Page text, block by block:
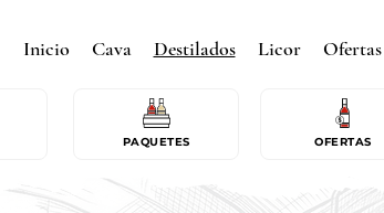
Inicio Cava Destilados Licor Ofertas
PAQUETES OFERTAS